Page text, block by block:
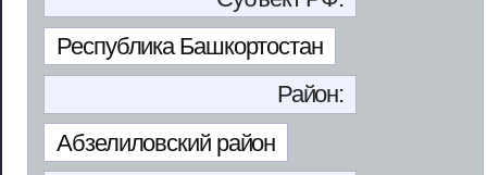
Республика Башкортостан
Район:
Абзелиловский район